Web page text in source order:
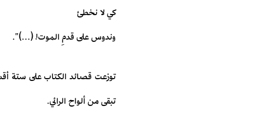
كي لا نخطئ
وندوس على قدمِ الموت! (...)".
تبقى من ألواح الرائي.